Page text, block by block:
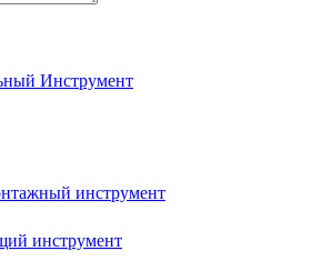
Инструмент
инструмент
инструмент